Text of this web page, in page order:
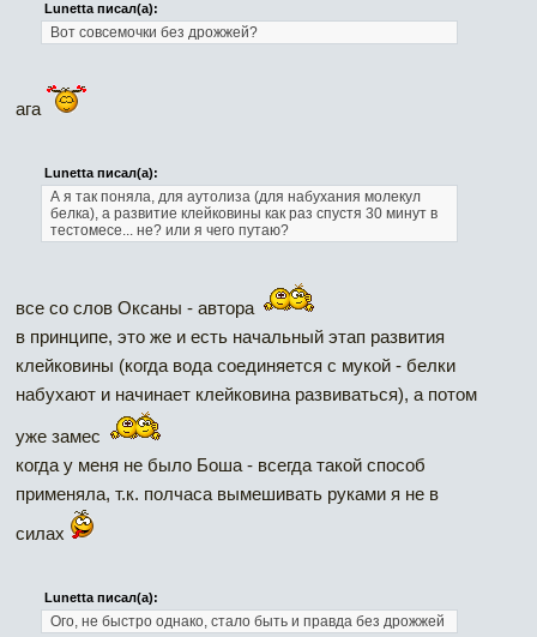
Lunetta писал(а):
Вот совсемочки без дрожжей?
ага
Lunetta писал(а):
А я так поняла, для аутолиза (для набухания молекул
белка), а развитие клейковины как раз спустя 30 минут в
тестомесе... не? или я чего путаю?
все со слов Оксаны - автора
в принципе, это же и есть начальный этап развития
клейковины (когда вода соединяется с мукой - белки
набухают и начинает клейковина развиваться), а потом
уже замес
когда у меня не было Боша - всегда такой способ
применяла, т.к. полчаса вымешивать руками я не в
силах
Lunetta писал(а):
Ого, не быстро однако, стало быть и правда без дрожжей